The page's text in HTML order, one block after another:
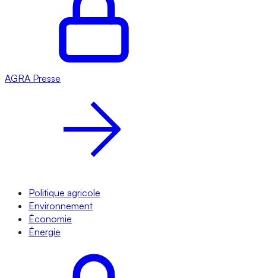
AGRA Presse
Politique agricole
Environnement
Économie
Énergie